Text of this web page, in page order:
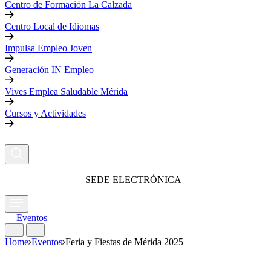
Centro de Formación La Calzada
Centro Local de Idiomas
Impulsa Empleo Joven
Generación IN Empleo
Vives Emplea Saludable Mérida
Cursos y Actividades
SEDE ELECTRÓNICA
Eventos
Home Eventos Feria y Fiestas de Mérida 2025